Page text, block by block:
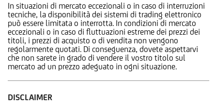
In situazioni di mercato eccezionali o in caso di interruzioni
tecniche, la disponibilità dei sistemi di trading elettronico
può essere limitata o interrotta. In condizioni di mercato
eccezionali o in caso di fluttuazioni estreme dei prezzi dei
titoli, i prezzi di acquisto o di vendita non vengono
regolarmente quotati. Di conseguenza, dovete aspettarvi
che non sarete in grado di vendere il vostro titolo sul
mercato ad un prezzo adeguato in ogni situazione.
DISCLAIMER